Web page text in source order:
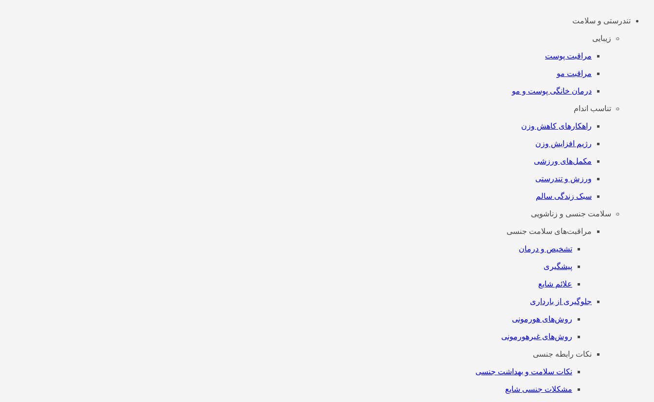
تندرستی و سلامت
زیبایی
مراقبت پوست
مراقبت مو
درمان خانگی پوست و مو
تناسب اندام
راهکارهای کاهش وزن
رژیم افزایش وزن
مکمل‌های ورزشی
ورزش و تندرستی
سبک زندگی سالم
سلامت جنسی و زناشویی
مراقبت‌های سلامت جنسی
تشخیص و درمان
پیشگیری
علائم شایع
جلوگیری از بارداری
روش‌های هورمونی
روش‌های غیرهورمونی
نکات رابطه جنسی
نکات سلامت و بهداشت جنسی
مشکلات جنسی شایع